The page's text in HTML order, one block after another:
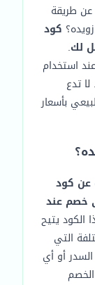
طريقة
كود
لك.
استخدام
كود الخصم الخاص بمزرعة زويّده zwaiydah. لا تدع
بأسعار
عن كود
خصم عند
الكود يتيح
التي
أو أي